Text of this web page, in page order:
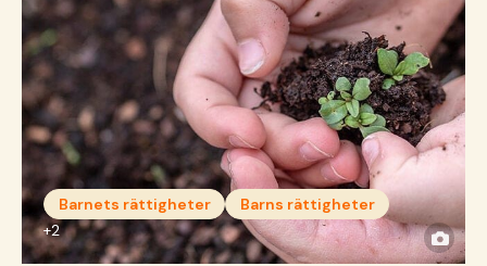
Barnets rättigheter
Barns rättigheter
+2